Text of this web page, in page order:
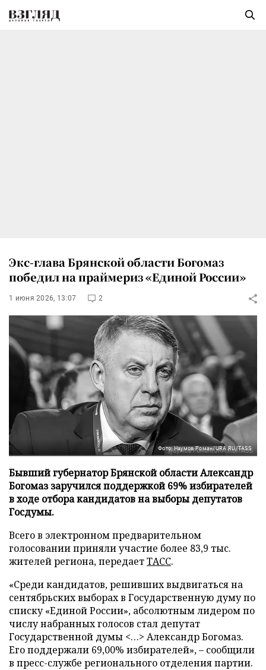
Экс-глава Брянской области Богомаз
победил на праймериз «Единой России»
1 июня 2026, 13:07 2
Фото: Наумов Роман/URA.RU/TASS
Бывший губернатор Брянской области Александр
Богомаз заручился поддержкой 69% избирателей
в ходе отбора кандидатов на выборы депутатов
Госдумы.
Всего в электронном предварительном
голосовании приняли участие более 83,9 тыс.
жителей региона, передаетТАСС.
«Среди кандидатов, решивших выдвигаться на
сентябрьских выборах в Государственную думу по
списку «Единой России», абсолютным лидером по
числу набранных голосов стал депутат
Государственной думы <…> Александр Богомаз.
Его поддержали 69,00% избирателей», – сообщили
в пресс-службе регионального отделения партии.